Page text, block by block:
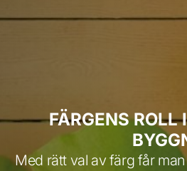
FÄRGENS
Med rätt val av färg får